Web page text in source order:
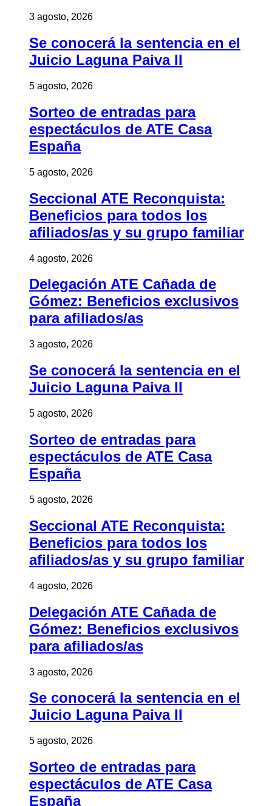
3 agosto, 2026
Se conocerá la sentencia en el
Juicio Laguna Paiva II
5 agosto, 2026
Sorteo de entradas para
espectáculos de ATE Casa
España
5 agosto, 2026
Seccional ATE Reconquista:
Beneficios para todos los
afiliados/as y su grupo familiar
4 agosto, 2026
Delegación ATE Cañada de
Gómez: Beneficios exclusivos
para afiliados/as
3 agosto, 2026
Se conocerá la sentencia en el
Juicio Laguna Paiva II
5 agosto, 2026
Sorteo de entradas para
espectáculos de ATE Casa
España
5 agosto, 2026
Seccional ATE Reconquista:
Beneficios para todos los
afiliados/as y su grupo familiar
4 agosto, 2026
Delegación ATE Cañada de
Gómez: Beneficios exclusivos
para afiliados/as
3 agosto, 2026
Se conocerá la sentencia en el
Juicio Laguna Paiva II
5 agosto, 2026
Sorteo de entradas para
espectáculos de ATE Casa
España